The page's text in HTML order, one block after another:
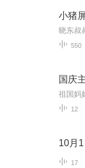
550
国庆
12
10月
17